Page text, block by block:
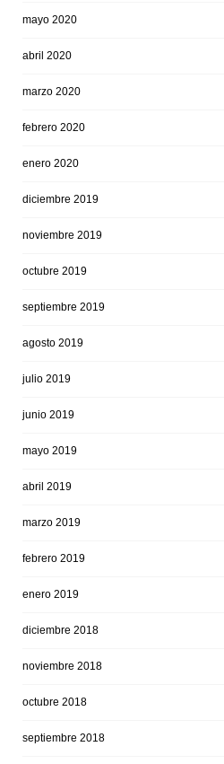
mayo 2020
abril 2020
marzo 2020
febrero 2020
enero 2020
diciembre 2019
noviembre 2019
octubre 2019
septiembre 2019
agosto 2019
julio 2019
junio 2019
mayo 2019
abril 2019
marzo 2019
febrero 2019
enero 2019
diciembre 2018
noviembre 2018
octubre 2018
septiembre 2018